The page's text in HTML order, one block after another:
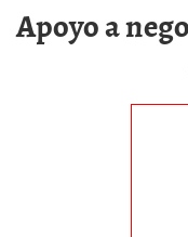
Apoyo a